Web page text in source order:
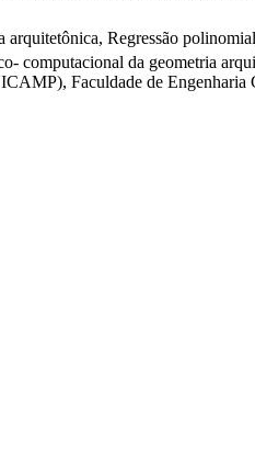
arquitetônica, Regressão
computacional da geometria
Faculdade de